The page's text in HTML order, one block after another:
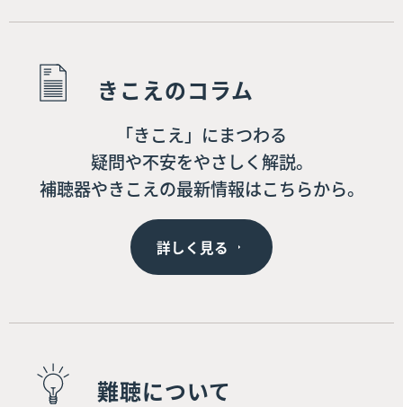
きこえのコラム
「きこえ」にまつわる
疑問や不安をやさしく解説。
補聴器やきこえの最新情報はこちらから。
詳しく見る
難聴について